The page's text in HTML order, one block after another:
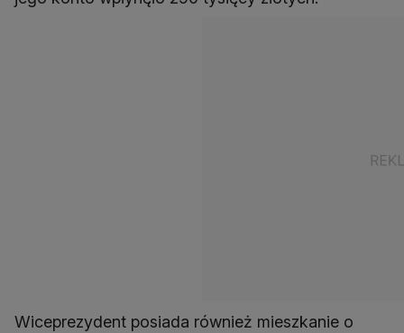
Wiceprezydent posiada również mieszkanie o